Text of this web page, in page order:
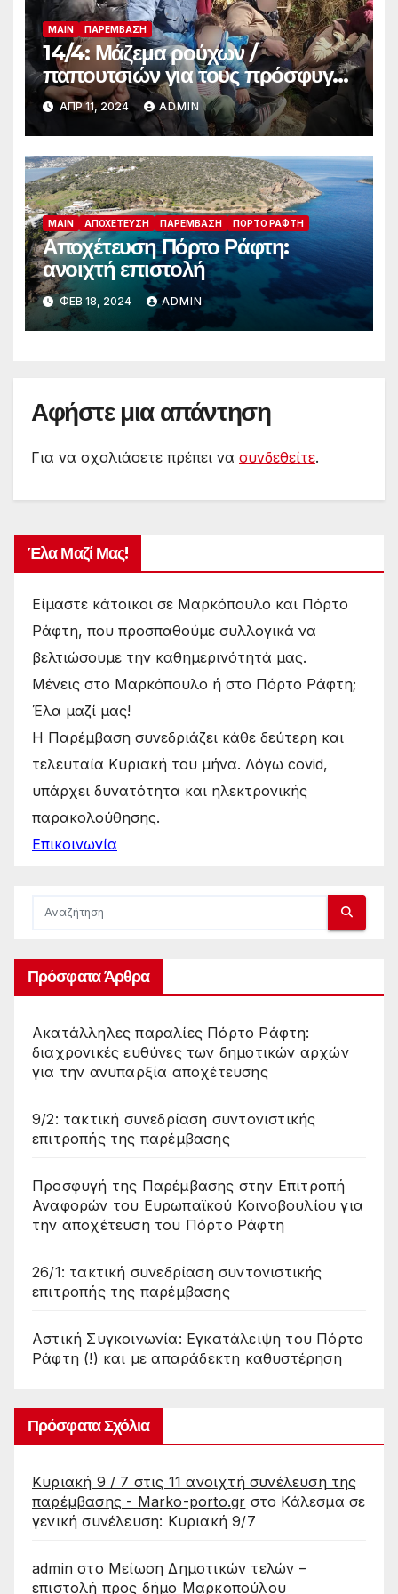
MAIN ΠΑΡΈΜΒΑΣΗ
14/4: Μάζεμα ρούχων /
παπουτσιών για τους πρόσφυγες
στο Πόρτο Ράφτη
ΑΠΡ 11, 2024 ADMIN
MAIN ΑΠΟΧΈΤΕΥΣΗ ΠΑΡΈΜΒΑΣΗ ΠΌΡΤΟ ΡΆΦΤΗ
Αποχέτευση Πόρτο Ράφτη:
ανοιχτή επιστολή
ΦΕΒ 18, 2024 ADMIN
Αφήστε μια απάντηση
Για να σχολιάσετε πρέπει να συνδεθείτε.
Έλα Μαζί Μας!
Είμαστε κάτοικοι σε Μαρκόπουλο και Πόρτο
Ράφτη, που προσπαθούμε συλλογικά να
βελτιώσουμε την καθημερινότητά μας.
Μένεις στο Μαρκόπουλο ή στο Πόρτο Ράφτη;
Έλα μαζί μας!
Η Παρέμβαση συνεδριάζει κάθε δεύτερη και
τελευταία Κυριακή του μήνα. Λόγω covid,
υπάρχει δυνατότητα και ηλεκτρονικής
παρακολούθησης.
Επικοινωνία
Πρόσφατα Άρθρα
Ακατάλληλες παραλίες Πόρτο Ράφτη:
διαχρονικές ευθύνες των δημοτικών αρχών
για την ανυπαρξία αποχέτευσης
9/2: τακτική συνεδρίαση συντονιστικής
επιτροπής της παρέμβασης
Προσφυγή της Παρέμβασης στην Επιτροπή
Αναφορών του Ευρωπαϊκού Κοινοβουλίου για
την αποχέτευση του Πόρτο Ράφτη
26/1: τακτική συνεδρίαση συντονιστικής
επιτροπής της παρέμβασης
Αστική Συγκοινωνία: Εγκατάλειψη του Πόρτο
Ράφτη (!) και με απαράδεκτη καθυστέρηση
Πρόσφατα Σχόλια
Κυριακή 9 / 7 στις 11 ανοιχτή συνέλευση της
παρέμβασης - Marko-porto.gr στο Κάλεσμα σε
γενική συνέλευση: Κυριακή 9/7
admin στο Μείωση Δημοτικών τελών –
επιστολή προς δήμο Μαρκοπούλου